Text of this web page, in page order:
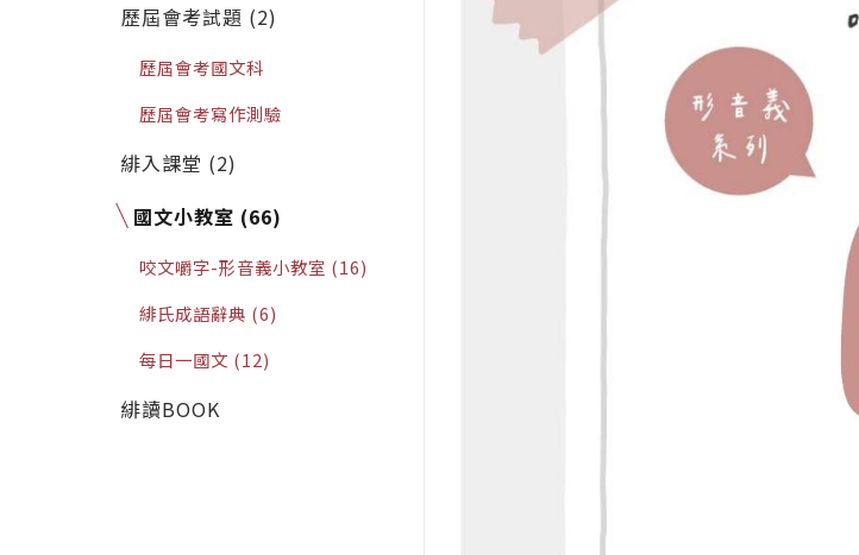
歷屆會考試題 (2)
歷屆會考國文科
歷屆會考寫作測驗
緋入課堂 (2)
國文小教室 (66)
咬文嚼字-形音義小教室 (16)
緋氏成語辭典 (6)
每日一國文 (12)
緋讀BOOK